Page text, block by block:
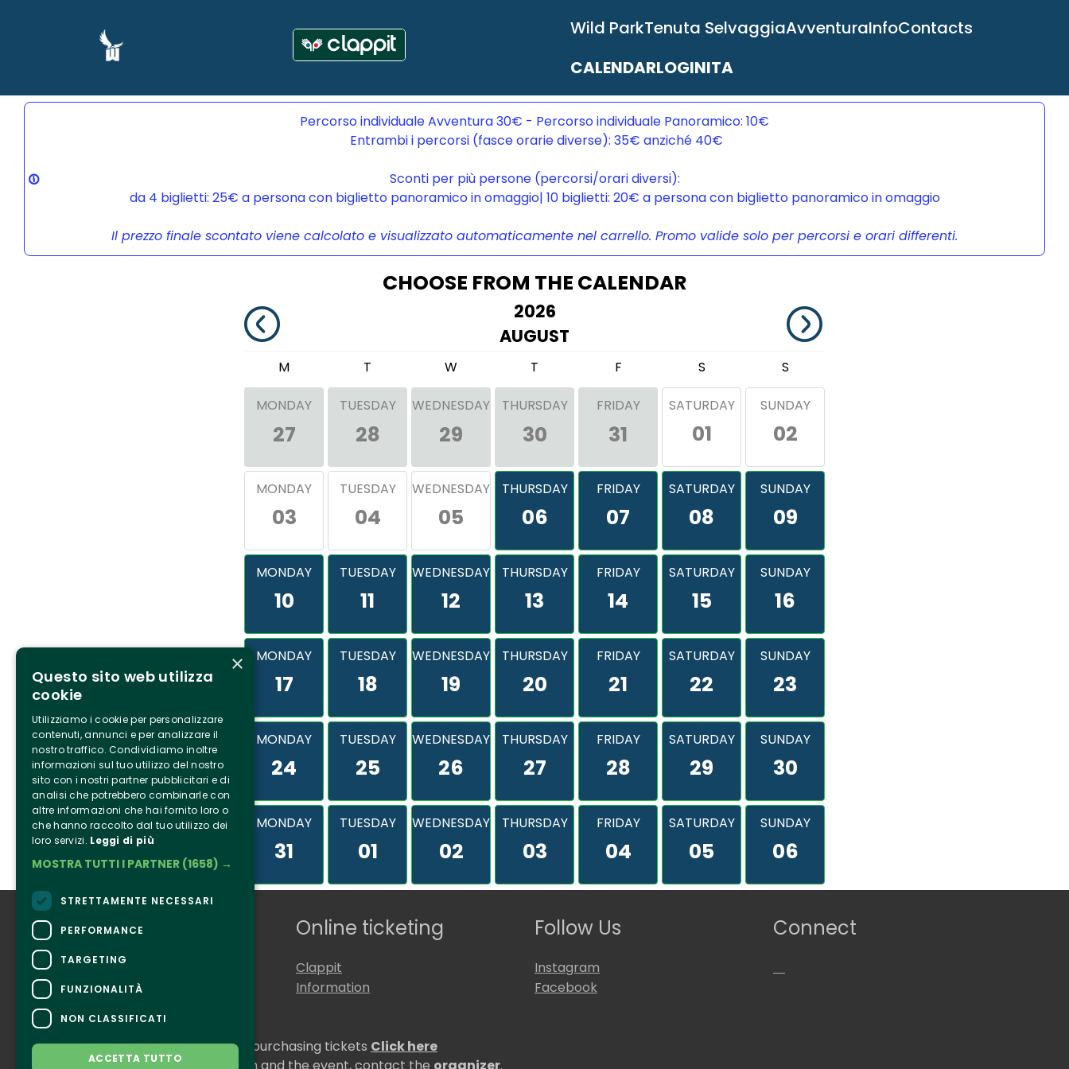
Wild ParkTenuta SelvaggiaAvventuraInfoContacts
CALENDARLOGINITA
Percorso individuale Avventura 30€ - Percorso individuale Panoramico: 10€
Entrambi i percorsi (fasce orarie diverse): 35€ anziché 40€
Sconti per più persone (percorsi/orari diversi):
da 4 biglietti: 25€ a persona con biglietto panoramico in omaggio| 10 biglietti: 20€ a persona con biglietto panoramico in omaggio
Il prezzo finale scontato viene calcolato e visualizzato automaticamente nel carrello. Promo valide solo per percorsi e orari differenti.
CHOOSE FROM THE CALENDAR
2026
AUGUST
M T W T F S S
MONDAY
27
TUESDAY
28
WEDNESDAY
29
THURSDAY
30
FRIDAY
31
SATURDAY
01
SUNDAY
02
MONDAY
03
TUESDAY
04
WEDNESDAY
05
THURSDAY
06
FRIDAY
07
SATURDAY
08
SUNDAY
09
MONDAY
10
TUESDAY
11
WEDNESDAY
12
THURSDAY
13
FRIDAY
14
SATURDAY
15
SUNDAY
16
MONDAY
17
TUESDAY
18
WEDNESDAY
19
THURSDAY
20
FRIDAY
21
SATURDAY
22
SUNDAY
23
MONDAY
24
TUESDAY
25
WEDNESDAY
26
THURSDAY
27
FRIDAY
28
SATURDAY
29
SUNDAY
30
MONDAY
31
TUESDAY
01
WEDNESDAY
02
THURSDAY
03
FRIDAY
04
SATURDAY
05
SUNDAY
06
Who we are
Tenuta Selvaggia
Contacts
Online ticketing
Clappit
Information
Follow Us
Instagram
Facebook
Connect
CONTACTS
For information and support in purchasing tickets Click here
×
Questo sito web utilizza
cookie
Utilizziamo i cookie per personalizzare
contenuti, annunci e per analizzare il
nostro traffico. Condividiamo inoltre
informazioni sul tuo utilizzo del nostro
sito con i nostri partner pubblicitari e di
analisi che potrebbero combinarle con
altre informazioni che hai fornito loro o
che hanno raccolto dal tuo utilizzo dei
loro servizi. Leggi di più
MOSTRA TUTTI I PARTNER (1658) →
STRETTAMENTE NECESSARI
PERFORMANCE
TARGETING
FUNZIONALITÀ
NON CLASSIFICATI
ACCETTA TUTTO